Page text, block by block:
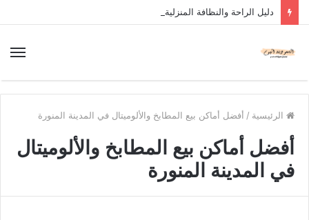
دليل الراحة والنظافة المنزلية
الرئيسية / أفضل أماكن بيع المطابخ والألوميتال في المدينة المنورة
أفضل أماكن بيع المطابخ والألوميتال
في المدينة المنورة